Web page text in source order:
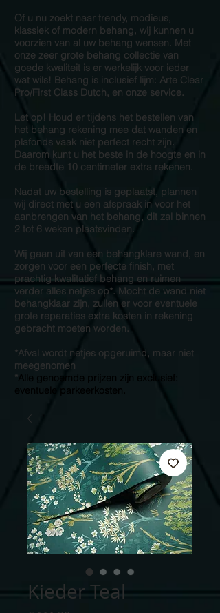
Of u nu zoekt naar trendy, modieus,
klassiek of modern behang, wij kunnen u
voorzien van al uw behang wensen. Met
onze zeer grote behang collectie van
goede kwaliteit is er werkelijk voor ieder
wat wils! Behang is inclusief lijm: Arte Clear
Pro/First Class Dutch, en onze service.
Let op! Houd er tijdens het bestellen van
het behang rekening mee dat wanden en
plafonds vaak niet perfect recht zijn.
Daarom kunt u het beste in de hoogte en in
de breedte 10 centimeter extra rekenen.
Nadat uw bestelling is geplaatst, plannen
wij direct met u een afspraak in voor het
aanbrengen van het behang, dit zal binnen
2 tot 6 weken plaatsvinden.
Wij gaan uit van een behangklare wand, en
zorgen voor een perfecte finish, met
prachtig kwalitatief behang en ruimen
verder alles netjes op*. Mocht de wand niet
behangklaar zijn, zullen er voor eventuele
grote reparaties extra kosten in rekening
gebracht moeten worden.
*Afval wordt netjes opgeruimd, maar niet
meegenomen
* Alle genoemde prijzen zijn exclusief:
Kieder Teal